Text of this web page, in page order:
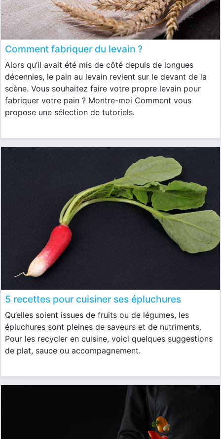
Comment fabriquer du levain ?
Alors qu’il avait été mis de côté depuis de longues
décennies, le pain au levain revient sur le devant de la
scène. Vous souhaitez faire votre propre levain pour
fabriquer votre pain ? Montre-moi Comment vous
propose une sélection de tutoriels.
5 recettes pour cuisiner ses épluchures
Qu’elles soient issues de fruits ou de légumes, les
épluchures sont pleines de saveurs et de nutriments.
Pour les recycler en cuisine, voici quelques suggestions
de plat, sauce ou accompagnement.